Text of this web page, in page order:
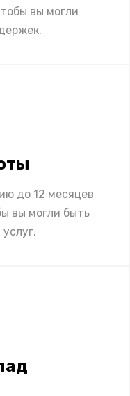
вы могли
до 12 месяцев
вы могли быть